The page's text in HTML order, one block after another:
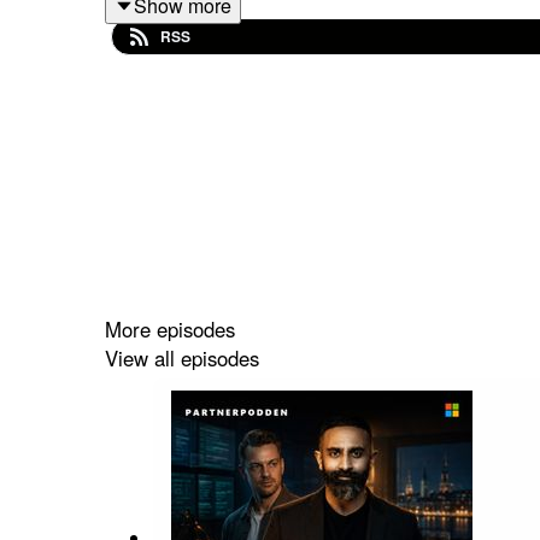
pilotkyrkogårdar trots löften om hög ROI.
kodskrivare till orkestratör.
06:01 När IT och affär smälter samman med AI
08:25 Tempot som största utmaning i AI‑eran
13:09 Från POC till produktion: vad som verkligen
17:33 Pilotkyrkogårdar, ROI och varför båda kan
21:26 Hur mäter man värde i AI‑initiativ?
RSS
More episodes
View all episodes